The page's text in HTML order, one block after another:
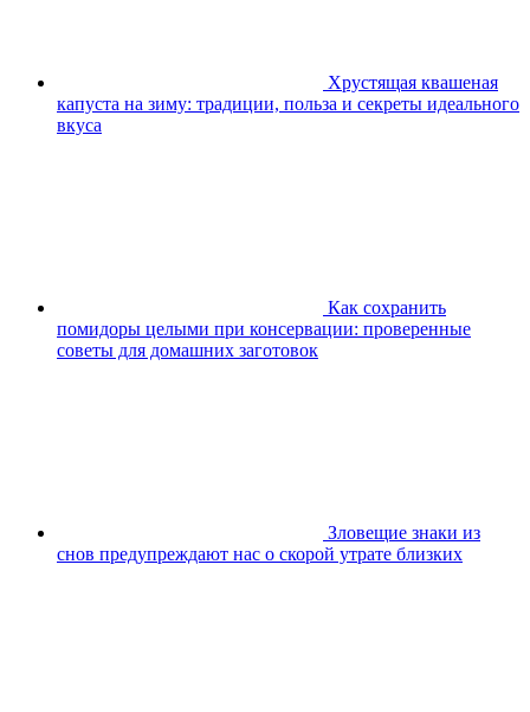
Хрустящая квашеная
капуста на зиму: традиции, польза и секреты идеального
вкуса
Как сохранить
помидоры целыми при консервации: проверенные
советы для домашних заготовок
Зловещие знаки из
снов предупреждают нас о скорой утрате близких